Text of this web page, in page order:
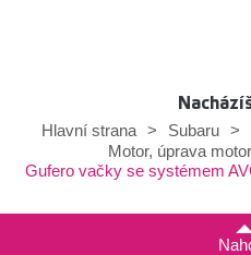
Hlavní strana
> Subaru >
Motor, úprava
Gufero vačky se systémem